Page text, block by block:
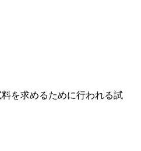
を求めるために行われる試